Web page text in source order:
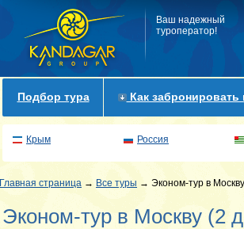
Ваш надежный
туроператор!
Подбор тура Как забронировать
Крым Россия
Главная страница → Все туры → Эконом-тур в
Эконом-тур в Москву (2